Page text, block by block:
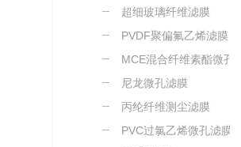
超细玻璃纤维滤膜
PVDF聚偏氟乙烯滤膜
MCE混合纤维素酯微孔滤
膜
尼龙微孔滤膜
丙纶纤维测尘滤膜
PVC过氯乙烯微孔滤膜